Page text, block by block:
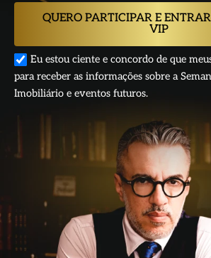
Eu estou ciente e concordo de que
para receber as informações sobre a
Imobiliário e eventos futuros.
QUERO PARTICIPAR E
VIP